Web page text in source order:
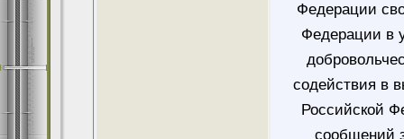
Федерации
Федерации в
содействия в
Российской
сообщений